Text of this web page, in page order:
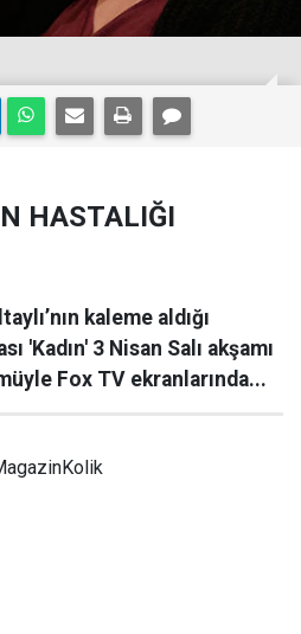
HASTALIĞI
kaleme aldığı
'Kadın' 3 Nisan Salı akşamı
Fox TV ekranlarında...